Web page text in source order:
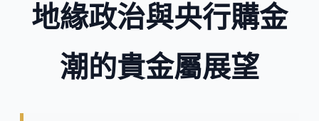
地緣政治與央行購金
潮的貴金屬展望